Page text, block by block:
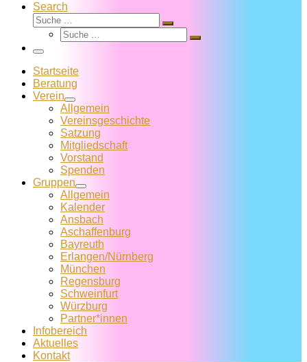
Search
Suche
Suche
Suche
Suche
Menü
Startseite
Beratung
Verein
Allgemein
Vereins­geschichte
Satzung
Mitglied­schaft
Vorstand
Spenden
Gruppen
Allgemein
Kalender
Ansbach
Aschaffenburg
Bayreuth
Erlangen/Nürnberg
München
Regensburg
Schweinfurt
Würzburg
Partner*innen
Infobereich
Aktuelles
Kontakt